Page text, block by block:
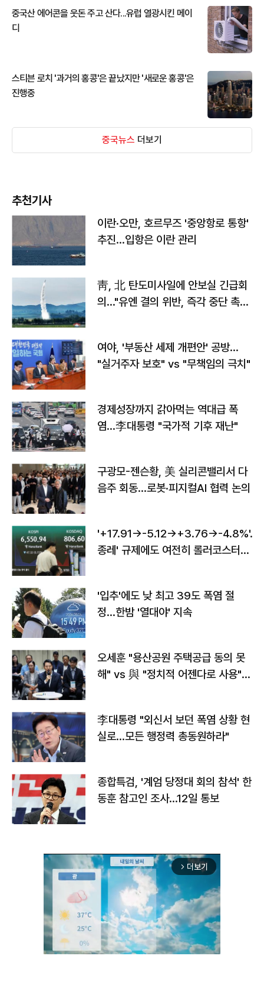
중국산 에어콘을 웃돈 주고 산다...유럽 열광시킨 메이
디
스티븐 로치 '과거의 홍콩'은 끝났지만 '새로운 홍콩'은
진행중
중국뉴스 더보기
추천기사
이란·오만, 호르무즈 '중앙항로 통항'
추진…입항은 이란 관리
靑, 北 탄도미사일에 안보실 긴급회
의…"유엔 결의 위반, 즉각 중단 촉
여야, '부동산 세제 개편안' 공방…
"실거주자 보호" vs "무책임의 극치"
경제성장까지 갉아먹는 역대급 폭
염…李대통령 "국가적 기후 재난"
구광모-젠슨황, 美 실리콘밸리서 다
음주 회동…로봇·피지컬AI 협력 논의
'+17.91→-5.12→+3.76→-4.8%'…'
종레' 규제에도 여전히 롤러코스터
'입추'에도 낮 최고 39도 폭염 절
정…한밤 '열대야' 지속
오세훈 "용산공원 주택공급 동의 못
해" vs 與 "정치적 어젠다로 사용"
李대통령 "외신서 보던 폭염 상황 현
실로…모든 행정력 총동원하라"
종합특검, '계엄 당정대 회의 참석' 한
동훈 참고인 조사...12일 통보
arrow_forward_ios 더보기